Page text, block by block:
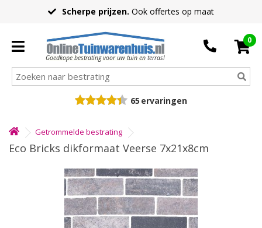
Scherpe prijzen. Ook offertes op maat
Goedkope bestrating voor uw tuin en terras!
0
65 ervaringen
Getrommelde bestrating
Eco Bricks dikformaat Veerse 7x21x8cm